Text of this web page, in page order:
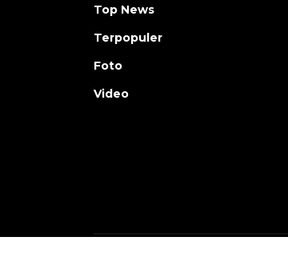
Top News
Terpopuler
Foto
Video